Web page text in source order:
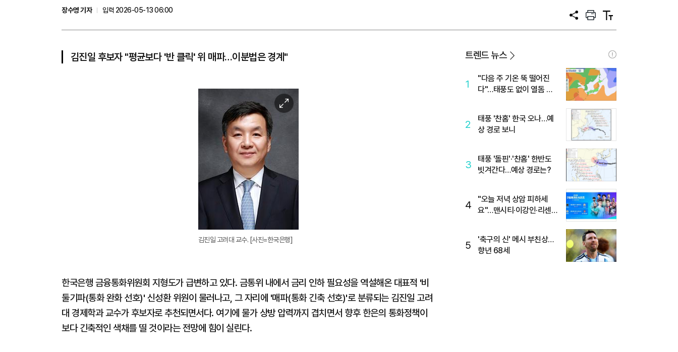
장수영 기자
입력 2026-05-13 06:00
공
프
트
텍
트
김진일 후보자 "평균보다 '반 클릭' 위 매파…이분법은 경계"
이
미
김진일 고려대 교수. [사진=한국은행]
한국은행 금융통화위원회 지형도가 급변하고 있다. 금통위 내에서 금리 인하 필요성을 역설해온 대표적 '비
둘기파(통화 완화 선호)' 신성환 위원이 물러나고, 그 자리에 '매파(통화 긴축 선호)'로 분류되는 김진일 고려
대 경제학과 교수가 후보자로 추천되면서다. 여기에 물가 상방 압력까지 겹치면서 향후 한은의 통화정책이
보다 긴축적인 색채를 띨 것이라는 전망에 힘이 실린다.
트렌드 뉴스
1
"다음 주 기온 뚝 떨어진
다"…태풍도 없이 열돔 박
2
태풍 '찬홈' 한국 오나…예
상 경로 보니
3
태풍 '돌핀'·'찬홈' 한반도
빗겨간다…예상 경로는?
4
"오늘 저녁 상암 피하세
요"…맨시티·이강인·리센느
5
'축구의 신' 메시 부친상…
향년 68세